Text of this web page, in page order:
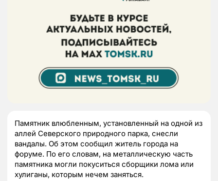
Памятник влюбленным, установленный на одной из
аллей Северского природного парка, снесли
вандалы. Об этом сообщил житель города на
форуме. По его словам, на металлическую часть
памятника могли покуситься сборщики лома или
хулиганы, которым нечем заняться.